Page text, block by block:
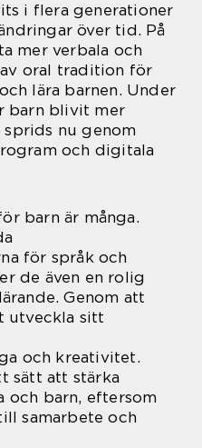
i flera generationer
över tid. På
mer verbala och
oral tradition för
lära barnen. Under
barn blivit mer
nu genom
och digitala
barn är många.
för språk och
de även en rolig
Genom att
utveckla sitt
och kreativitet.
sätt att stärka
och barn, eftersom
samarbete och